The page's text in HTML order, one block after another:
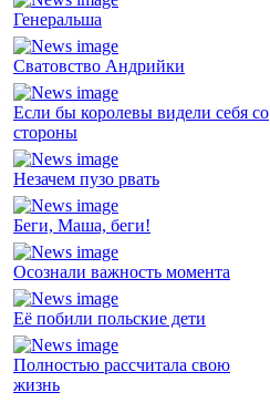
Генеральша
Сватовство Андрийки
Если бы королевы видели себя со
стороны
Незачем пузо рвать
Беги, Маша, беги!
Осознали важность момента
Её побили польские дети
Полностью рассчитала свою
жизнь